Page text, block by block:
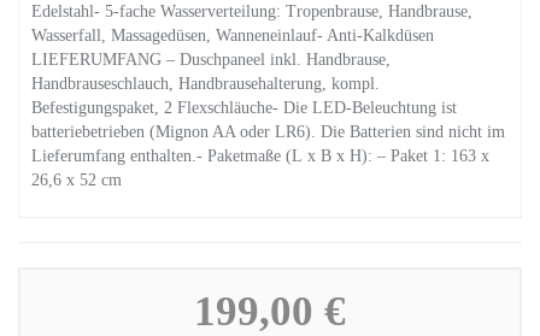
Edelstahl- 5-fache Wasserverteilung: Tropenbrause, Handbrause,
Wasserfall, Massagedüsen, Wanneneinlauf- Anti-Kalkdüsen
LIEFERUMFANG – Duschpaneel inkl. Handbrause,
Handbrauseschlauch, Handbrausehalterung, kompl.
Befestigungspaket, 2 Flexschläuche- Die LED-Beleuchtung ist
batteriebetrieben (Mignon AA oder LR6). Die Batterien sind nicht im
Lieferumfang enthalten.- Paketmaße (L x B x H): – Paket 1: 163 x
26,6 x 52 cm
199,00 €